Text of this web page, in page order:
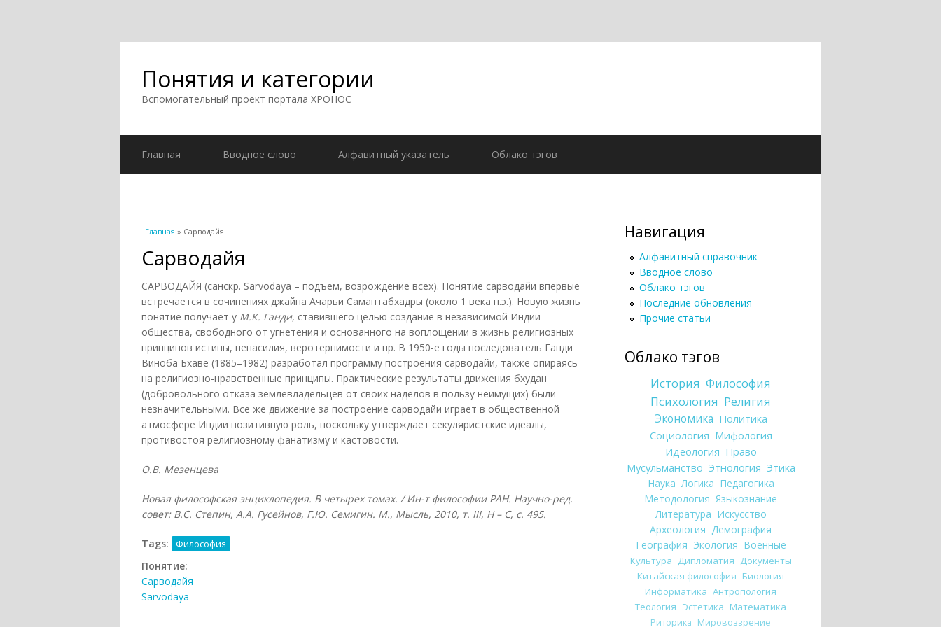
Понятия и категории
Вспомогательный проект портала ХРОНОС
Главная Вводное слово Алфавитный указатель Облако тэгов
Вы здесь
Главная » Сарводайя
Сарводайя
САРВОДАЙЯ (санскр. Sarvodaya – подъем, возрождение всех). Понятие сарводайи впервые
встречается в сочинениях джайна Ачарьи Самантабхадры (около 1 века н.э.). Новую жизнь
понятие получает у М.К. Ганди, ставившего целью создание в независимой Индии
общества, свободного от угнетения и основанного на воплощении в жизнь религиозных
принципов истины, ненасилия, веротерпимости и пр. В 1950-е годы последователь Ганди
Виноба Бхаве (1885–1982) разработал программу построения сарводайи, также опираясь
на религиозно-нравственные принципы. Практические результаты движения бхудан
(добровольного отказа землевладельцев от своих наделов в пользу неимущих) были
незначительными. Все же движение за построение сарводайи играет в общественной
атмосфере Индии позитивную роль, поскольку утверждает секуляристские идеалы,
противостоя религиозному фанатизму и кастовости.
О.В. Мезенцева
Новая философская энциклопедия. В четырех томах. / Ин-т философии РАН. Научно-ред.
совет: В.С. Степин, А.А. Гусейнов, Г.Ю. Семигин. М., Мысль, 2010, т. III, Н – С, с. 495.
Tags: Философия
Понятие:
Сарводайя
Sarvodaya
Навигация
Алфавитный справочник
Вводное слово
Облако тэгов
Последние обновления
Прочие статьи
Облако тэгов
История Философия
Психология Религия
Экономика Политика
Социология Мифология
Идеология Право
Мусульманство Этнология Этика
Наука Логика Педагогика
Методология Языкознание
Литература Искусство
Археология Демография
География Экология Военные
Культура Дипломатия Документы
Китайская философия Биология
Информатика Антропология
Теология Эстетика Математика
Риторика Мировоззрение